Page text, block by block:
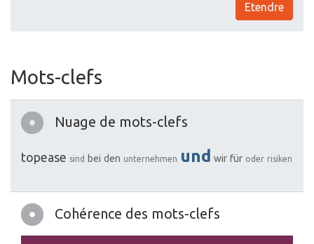
Etendre
Mots-clefs
Nuage de mots-clefs
topease sind bei den unternehmen und wir für oder risiken
Cohérence des mots-clefs